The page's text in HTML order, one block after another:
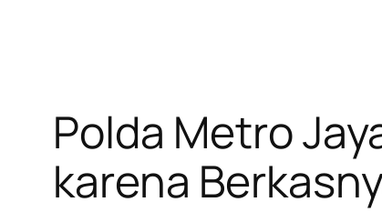
Polda Metro
karena